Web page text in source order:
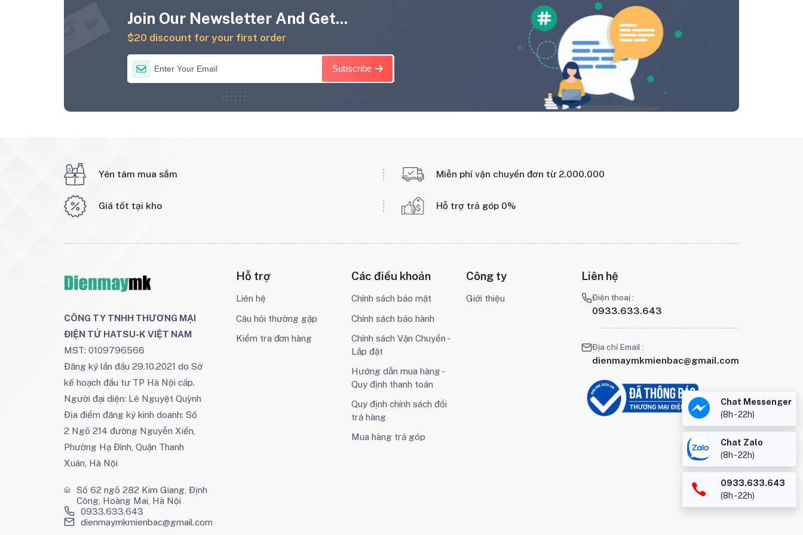
Join Our Newsletter And Get...
$20 discount for your first order
Subscribe
Yên tâm mua sắm Miễn phí vận chuyển đơn từ 2.000.000
Giá tốt tại kho Hỗ trợ trả góp 0%
CÔNG TY TNHH THƯƠNG MẠI
ĐIỆN TỬ HATSU-K VIỆT NAM
MST: 0109796566
Đăng ký lần đầu 29.10.2021 do Sở
kế hoạch đầu tư TP Hà Nội cấp.
Người đại diện: Lê Nguyệt Quỳnh
Địa điểm đăng ký kinh doanh: Số
2 Ngõ 214 đường Nguyễn Xiển,
Phường Hạ Đình, Quận Thanh
Xuân, Hà Nội
Số 62 ngõ 282 Kim Giang, Định
Công, Hoàng Mai, Hà Nội
0933.633.643
dienmaymkmienbac@gmail.com
Hỗ trợ
Liên hệ
Câu hỏi thường gặp
Kiểm tra đơn hàng
Các điều khoản
Chính sách bảo mật
Chính sách bảo hành
Chính sách Vận Chuyển -
Lắp đặt
Hướng dẫn mua hàng -
Quy định thanh toán
Quy định chính sách đổi
trả hàng
Mua hàng trả góp
Công ty
Giới thiệu
Liên hệ
Điện thoaị :
0933.633.643
Địa chỉ Email :
dienmaymkmienbac@gmail.com
Chat Messenger
(8h - 22h)
Chat Zalo
(8h - 22h)
0933.633.643
(8h - 22h)